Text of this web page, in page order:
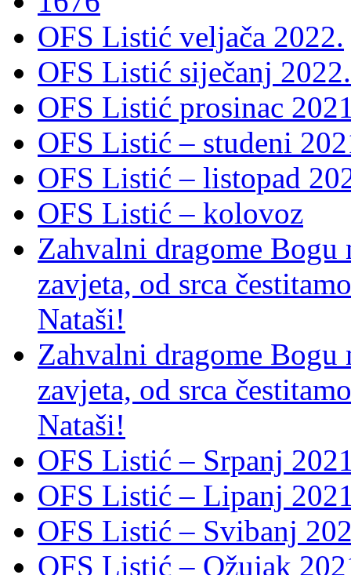
OFS Listić veljača 2022.
OFS Listić siječanj 2022.
OFS Listić prosinac
OFS Listić – studeni
OFS Listić – listopad
OFS Listić – kolovoz
Zahvalni dragome Bogu
zavjeta, od srca
Nataši!
Zahvalni dragome Bogu
zavjeta, od srca
Nataši!
OFS Listić – Srpanj
OFS Listić – Lipanj
OFS Listić – Svibanj
OFS Listić – Ožujak